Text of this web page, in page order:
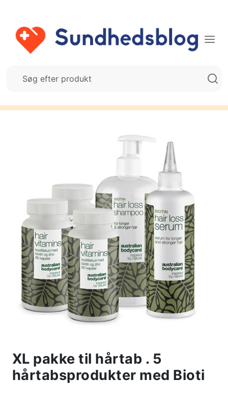
XL pakke til hårtab . 5
hårtabsprodukter med Bioti